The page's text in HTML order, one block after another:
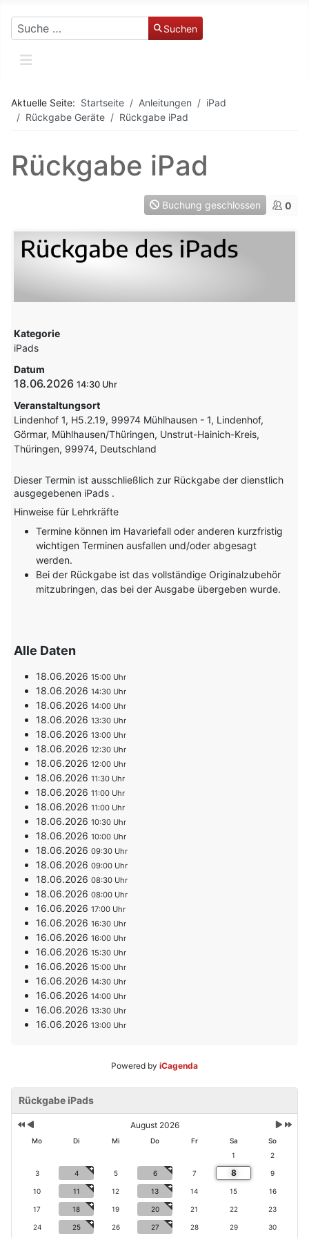
Suchen Suchen
Aktuelle Seite: Startseite Anleitungen
iPad
Rückgabe Geräte
Rückgabe iPad
Rückgabe iPad
Buchung geschlossen 0
Kategorie
iPads
Datum
18.06.2026 14:30
Veranstaltungsort
Lindenhof 1, H5.2.19, 99974 Mühlhausen - 1, Lindenhof,
Görmar, Mühlhausen/Thüringen, Unstrut-Hainich-Kreis,
Thüringen, 99974, Deutschland
Dieser Termin ist ausschließlich zur Rückgabe der dienstlich
ausgegebenen iPads .
Hinweise für Lehrkräfte
Termine können im Havariefall oder anderen kurzfristig
wichtigen Terminen ausfallen und/oder abgesagt
werden.
Bei der Rückgabe ist das vollständige Originalzubehör
mitzubringen, das bei der Ausgabe übergeben wurde.
Alle Daten
18.06.202615:00
18.06.202614:30
18.06.202614:00
18.06.202613:30
18.06.202613:00
18.06.202612:30
18.06.202612:00
18.06.202611:30
18.06.202611:00
18.06.202611:00
18.06.202610:30
18.06.202610:00
18.06.202609:30
18.06.202609:00
18.06.202608:30
18.06.202608:00
16.06.202617:00
16.06.202616:30
16.06.202616:00
16.06.202615:30
16.06.202615:00
16.06.202614:30
16.06.202614:00
16.06.202613:30
16.06.202613:00
Powered by iCagenda
Rückgabe iPads
V
o
r
h
V
o
r
h
M
N
c
h
N
c
h
M
n
a
August 2026
Mo Di Mi Do Fr Sa
So
1
2
3 4 5 6 7 8 9
10 11 12 13 14 15 16
17 18 19 20 21 22 23
24 25 26 27 28 29 30